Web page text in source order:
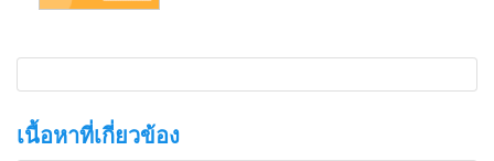
เนื้อหาที่เกี่ยวข้อง